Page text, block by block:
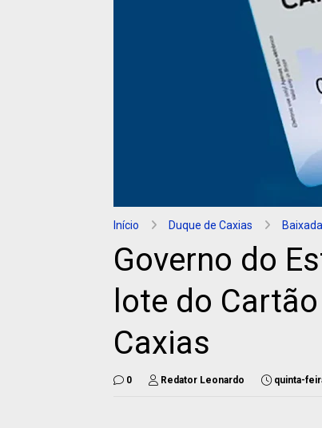
Início Duque de Caxias
Governo do
lote do
Caxias
0 Redator Leonardo quinta-